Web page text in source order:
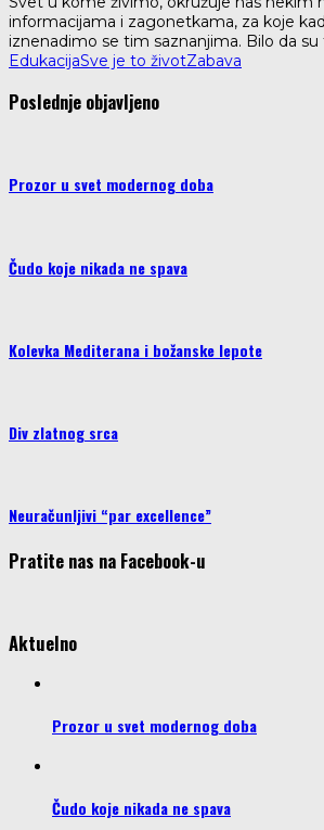
informacijama i zagonetkama, za koje
iznenadimo se tim saznanjima. Bilo da su
EdukacijaSve je to životZabava
Poslednje objavljeno
Prozor u svet modernog doba
Čudo koje nikada ne spava
Kolevka Mediterana i božanske lepote
Div zlatnog srca
Neuračunljivi “par excellence”
Pratite nas na Facebook-u
Aktuelno
Prozor u svet modernog doba
Čudo koje nikada ne spava